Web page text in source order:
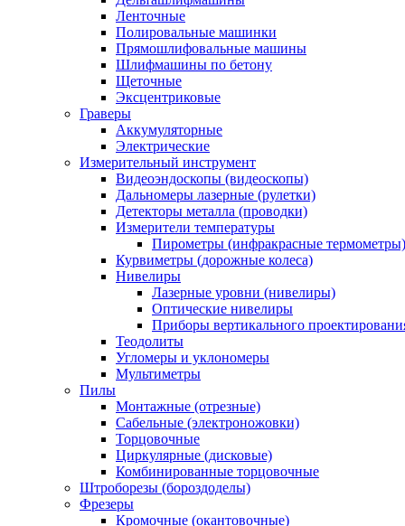
Ленточные
Полировальные машинки
Прямошлифовальные машины
Шлифмашины по бетону
Щеточные
Эксцентриковые
Граверы
Аккумуляторные
Электрические
Измерительный инструмент
Видеоэндоскопы (видеоскопы)
Дальномеры лазерные (рулетки)
Детекторы металла (проводки)
Измерители температуры
Пирометры (инфракрасные термометры)
Курвиметры (дорожные колеса)
Нивелиры
Лазерные уровни (нивелиры)
Оптические нивелиры
Приборы вертикального
Теодолиты
Угломеры и уклономеры
Мультиметры
Пилы
Монтажные (отрезные)
Сабельные (электроножовки)
Торцовочные
Циркулярные (дисковые)
Комбинированные торцовочные
Штроборезы (бороздоделы)
Фрезеры
Кромочные (окантовочные)